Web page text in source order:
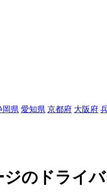
岡県 愛知県 京都府 大阪府
のドライバ